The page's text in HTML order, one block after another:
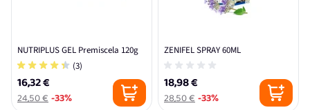
NUTRIPLUS GEL Premiscela 120g
(3)
16,32 €
24,50 €-33%
ZENIFEL SPRAY 60ML
18,98 €
28,50 €-33%